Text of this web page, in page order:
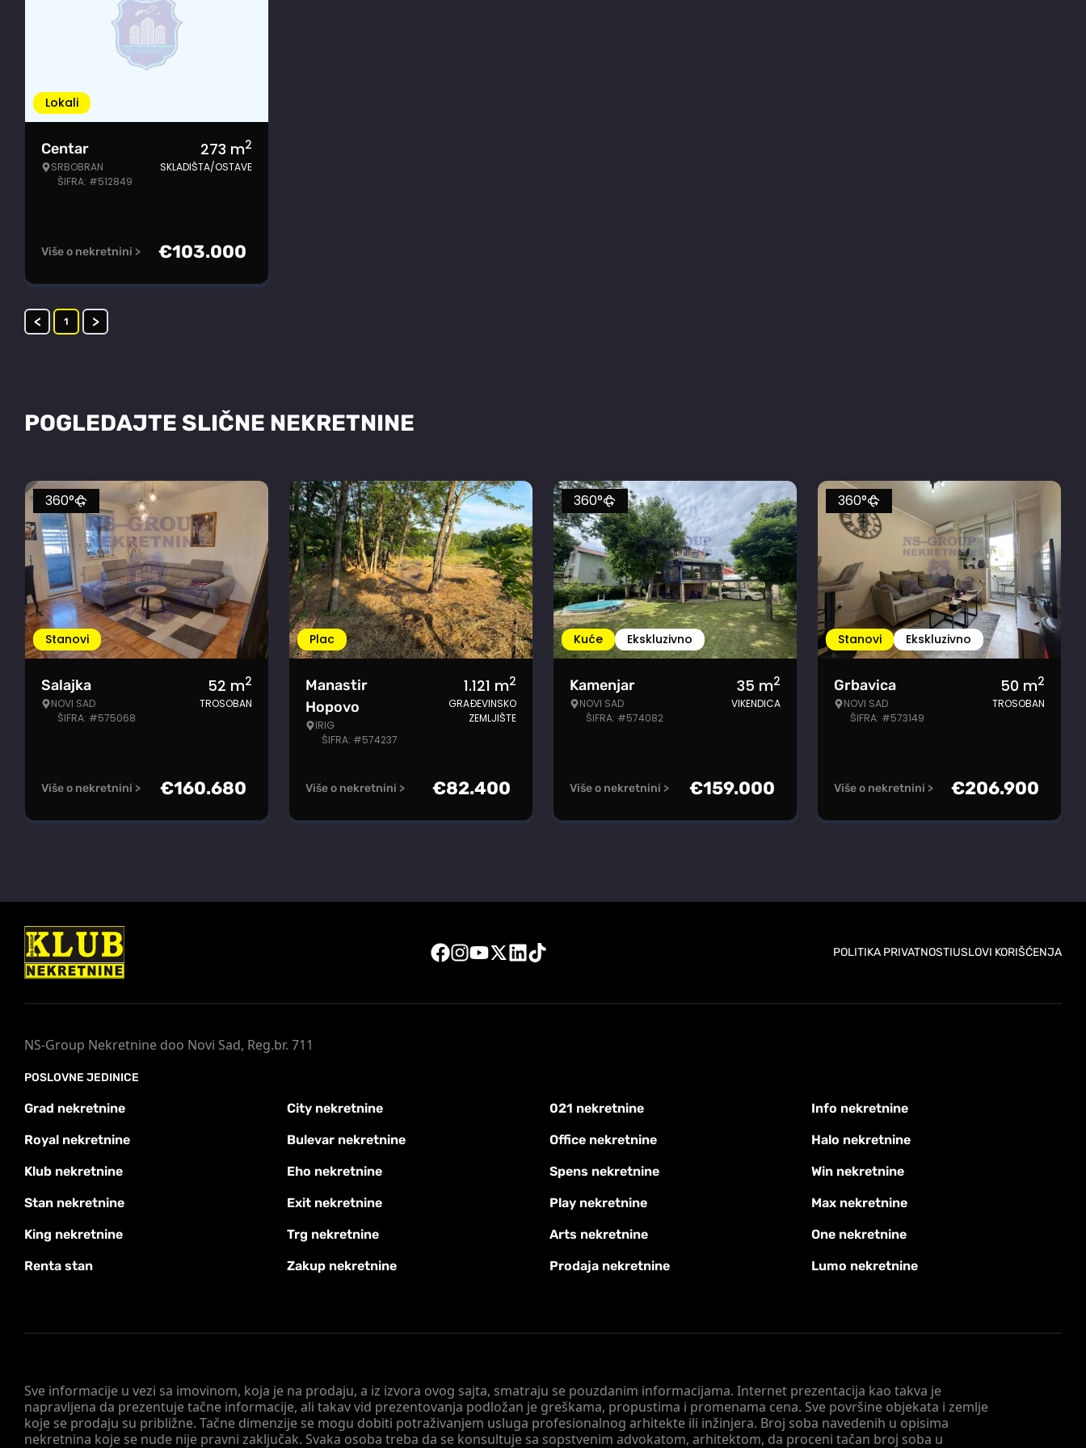
Lokali
Centar
SRBOBRAN
ŠIFRA: #512849
273 m2
SKLADIŠTA/OSTAVE
Više o nekretnini > €103.000
< 1 >
POGLEDAJTE SLIČNE NEKRETNINE
Stanovi
360°
Salajka
NOVI SAD
ŠIFRA: #575068
52 m2
TROSOBAN
Više o nekretnini > €160.680
Plac
Manastir
Hopovo
IRIG
ŠIFRA: #574237
1.121 m2
GRAĐEVINSKO
ZEMLJIŠTE
Više o nekretnini > €82.400
Kuće Ekskluzivno
360°
Kamenjar
NOVI SAD
ŠIFRA: #574082
35 m2
VIKENDICA
Više o nekretnini > €159.000
Stanovi Ekskluzivno
360°
Grbavica
NOVI SAD
ŠIFRA: #573149
50 m2
TROSOBAN
Više o nekretnini > €206.900
POLITIKA PRIVATNOSTIUSLOVI KORIŠĆENJA
Sve informacije u vezi sa imovinom, koja je na prodaju, a iz izvora ovog sajta, smatraju se pouzdanim informacijama. Internet prezentacija kao takva je
napravljena da prezentuje tačne informacije, ali takav vid prezentovanja podložan je greškama, propustima i promenama cena. Sve površine objekata i zemlje
koje se prodaju su približne. Tačne dimenzije se mogu dobiti potraživanjem usluga profesionalnog arhitekte ili inžinjera. Broj soba navedenih u opisima
nekretnina koje se nude nije pravni zaključak. Svaka osoba treba da se konsultuje sa sopstvenim advokatom, arhitektom, da proceni tačan broj soba u
NS-Group Nekretnine doo Novi Sad, Reg.br. 711
POSLOVNE JEDINICE
Grad nekretnine City nekretnine 021 nekretnine Info nekretnine
Royal nekretnine Bulevar nekretnine Office nekretnine Halo nekretnine
Klub nekretnine Eho nekretnine Spens nekretnine Win nekretnine
Stan nekretnine Exit nekretnine Play nekretnine Max nekretnine
King nekretnine Trg nekretnine Arts nekretnine One nekretnine
Renta stan Zakup nekretnine Prodaja nekretnine Lumo nekretnine